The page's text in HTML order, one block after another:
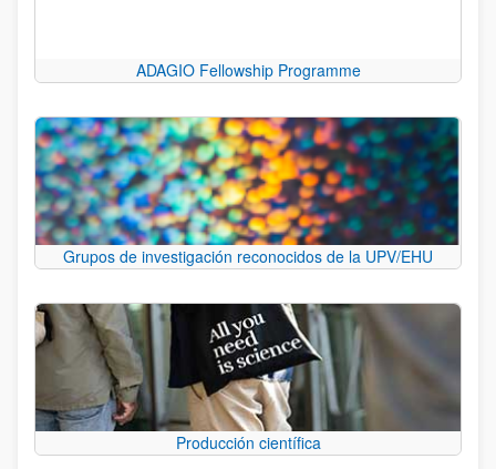
ADAGIO Fellowship Programme
Grupos de investigación reconocidos de la UPV/EHU
Producción científica